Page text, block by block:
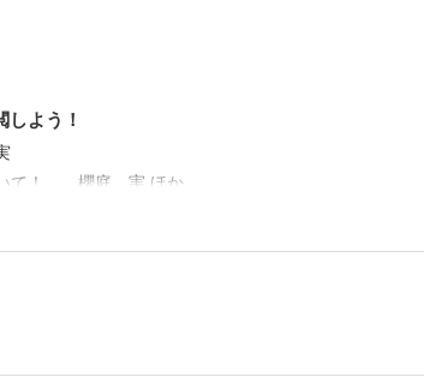
よう！
いて！ 櫻庭 実 ほか
，序文の書き方 淺野 裕子
科・再建外科・美容外科学分野における論文作成
について 山中 浩気